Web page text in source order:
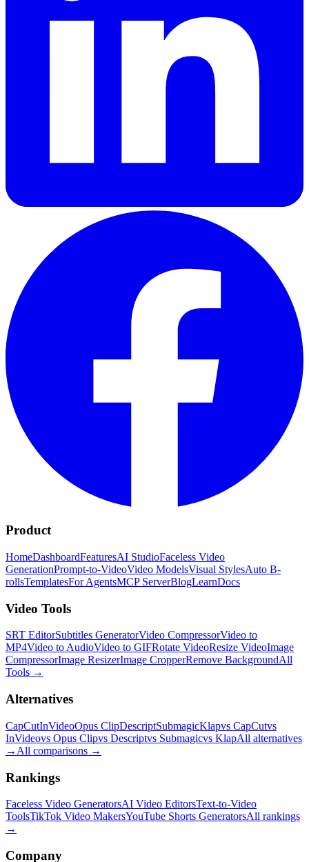
Product
HomeDashboardFeaturesAI StudioFaceless Video
GenerationPrompt-to-VideoVideo ModelsVisual StylesAuto B-
rollsTemplatesFor AgentsMCP ServerBlogLearnDocs
Video Tools
SRT EditorSubtitles GeneratorVideo CompressorVideo to
MP4Video to AudioVideo to GIFRotate VideoResize VideoImage
CompressorImage ResizerImage CropperRemove BackgroundAll
Tools →
Alternatives
CapCutInVideoOpus ClipDescriptSubmagicKlapvs CapCutvs
InVideovs Opus Clipvs Descriptvs Submagicvs KlapAll alternatives
→ All comparisons →
Rankings
Faceless Video GeneratorsAI Video EditorsText-to-Video
ToolsTikTok Video MakersYouTube Shorts GeneratorsAll rankings
→
Company